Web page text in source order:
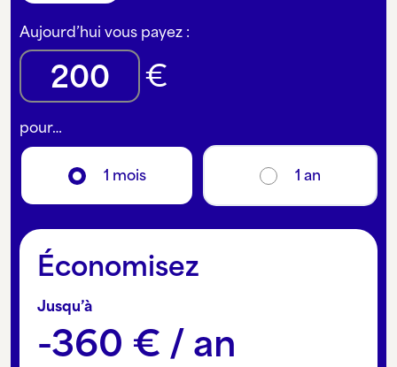
Aujourd’hui vous payez :
€
pour…
1 mois 1 an
Économisez
Jusqu’à
-360 € / an